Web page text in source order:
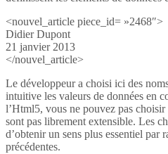
<nouvel_article piece_id= »2468″>
Didier Dupont
21 janvier 2013
</nouvel_article>
Le développeur a choisi ici des
intuitive les valeurs de données en
l’Html5, vous ne pouvez pas
sont pas librement extensible. Les
d’obtenir un sens plus essentiel par
précédentes.